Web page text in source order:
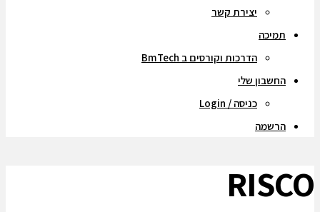
יצירת קשר
תמיכה
הדרכות וקורסים ב BmTech
החשבון שלי
כניסה / Login
הרשמה
RISCO